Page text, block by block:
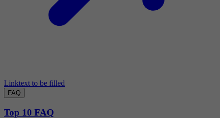
Linktext to be filled
FAQ
Top 10 FAQ